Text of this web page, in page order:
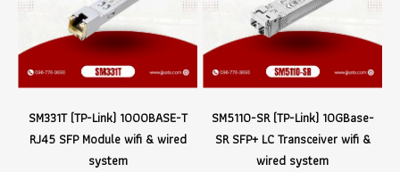
SM331T (TP-Link) 1000BASE-T
RJ45 SFP Module wifi & wired
system
SM5110-SR (TP-Link) 10GBase-
SR SFP+ LC Transceiver wifi &
wired system